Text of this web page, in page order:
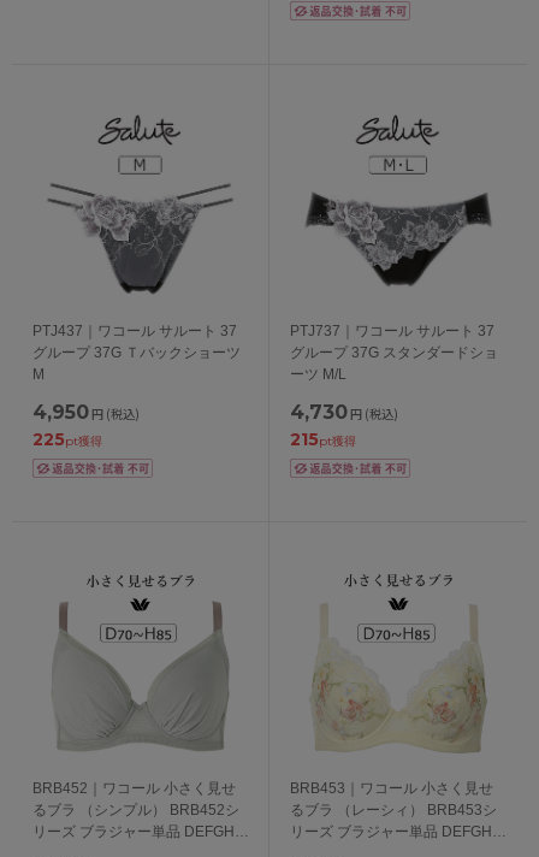
PTJ437｜ワコール サルート 37
グループ 37G Ｔバックショーツ
M
4,950 円 (税込)
225pt獲得
PTJ737｜ワコール サルート 37
グループ 37G スタンダードショ
ーツ M/L
4,730 円 (税込)
215pt獲得
BRB452｜ワコール 小さく見せ
るブラ （シンプル） BRB452シ
リーズ ブラジャー単品 DEFGHカ
BRB453｜ワコール 小さく見せ
るブラ （レーシィ） BRB453シ
リーズ ブラジャー単品 DEFGHカ